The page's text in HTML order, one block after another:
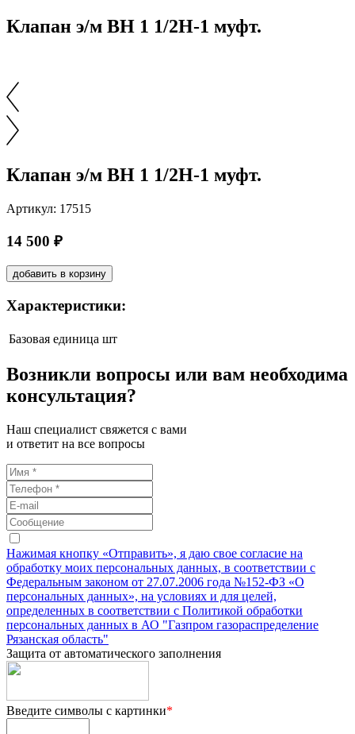
Клапан э/м ВН 1 1/2Н-1 муфт.
Клапан э/м ВН 1 1/2Н-1 муфт.
Артикул: 17515
14 500 ₽
добавить в корзину
Характеристики:
Базовая единица шт
Возникли вопросы или вам необходима
консультация?
Наш специалист свяжется с вами
и ответит на все вопросы
Нажимая кнопку «Отправить», я даю свое согласие на
обработку моих персональных данных, в соответствии с
Федеральным законом от 27.07.2006 года №152-ФЗ «О
персональных данных», на условиях и для целей,
определенных в соответствии с Политикой обработки
персональных данных в АО "Газпром газораспределение
Рязанская область"
Защита от автоматического заполнения
Введите символы с картинки*